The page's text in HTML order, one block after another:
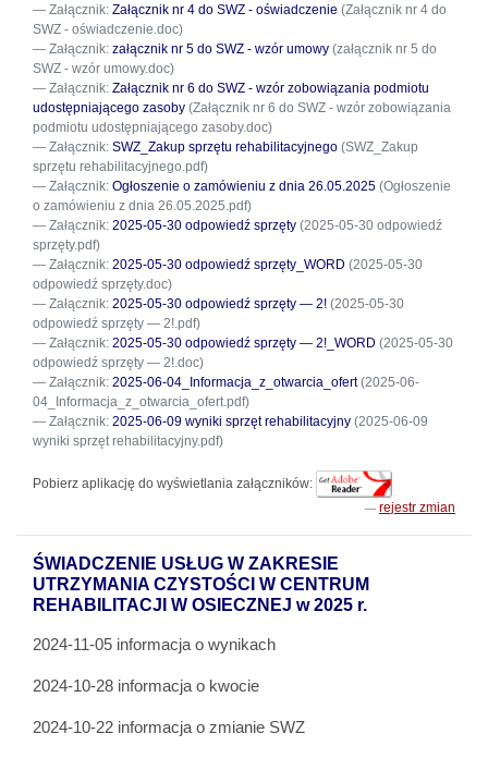
Załącznik: Załącznik nr 4 do SWZ - oświadczenie (Załącznik nr 4 do
SWZ - oświadczenie.doc)
Załącznik: załącznik nr 5 do SWZ - wzór umowy (załącznik nr 5 do
SWZ - wzór umowy.doc)
Załącznik: Załącznik nr 6 do SWZ - wzór zobowiązania podmiotu
udostępniającego zasoby (Załącznik nr 6 do SWZ - wzór zobowiązania
podmiotu udostępniającego zasoby.doc)
Załącznik: SWZ_Zakup sprzętu rehabilitacyjnego (SWZ_Zakup
sprzętu rehabilitacyjnego.pdf)
Załącznik: Ogłoszenie o zamówieniu z dnia 26.05.2025 (Ogłoszenie
o zamówieniu z dnia 26.05.2025.pdf)
Załącznik: 2025-05-30 odpowiedź sprzęty (2025-05-30 odpowiedź
sprzęty.pdf)
Załącznik: 2025-05-30 odpowiedź sprzęty_WORD (2025-05-30
odpowiedź sprzęty.doc)
Załącznik: 2025-05-30 odpowiedź sprzęty — 2! (2025-05-30
odpowiedź sprzęty — 2!.pdf)
Załącznik: 2025-05-30 odpowiedź sprzęty — 2!_WORD (2025-05-30
odpowiedź sprzęty — 2!.doc)
Załącznik: 2025-06-04_Informacja_z_otwarcia_ofert(2025-06-
04_Informacja_z_otwarcia_ofert.pdf)
Załącznik: 2025-06-09 wyniki sprzęt rehabilitacyjny (2025-06-09
wyniki sprzęt rehabilitacyjny.pdf)
Pobierz aplikację do wyświetlania załączników:
rejestr zmian
ŚWIADCZENIE USŁUG W ZAKRESIE
UTRZYMANIA CZYSTOŚCI W CENTRUM
REHABILITACJI W OSIECZNEJ w 2025 r.
2024-11-05 informacja o wynikach
2024-10-28 informacja o kwocie
2024-10-22 informacja o zmianie SWZ